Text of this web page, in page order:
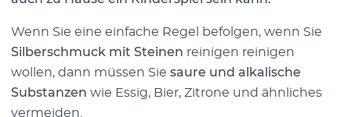
Wenn Sie eine einfache Regel befolgen, wenn Sie
Silberschmuck mit Steinen reinigen reinigen
wollen, dann müssen Sie saure und alkalische
Substanzen wie Essig, Bier, Zitrone und ähnliches
vermeiden.